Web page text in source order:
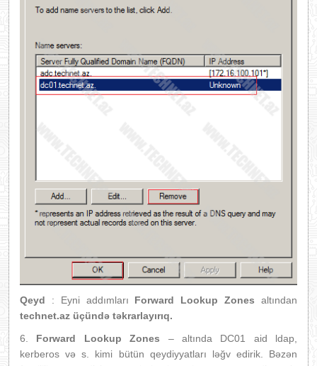
Qeyd : Eyni addımları Forward Lookup Zones altından
technet.az üçündə təkrarlayırıq.
6. Forward Lookup Zones – altında DC01 aid ldap,
kerberos və s. kimi bütün qeydiyyatları ləğv edirik. Bəzən